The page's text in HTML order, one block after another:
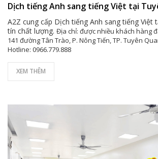
Dịch tiếng Anh sang tiếng Việt tại
A2Z cung cấp Dịch tiếng Anh sang tiếng Việt
tín chất lượng. Địa chỉ: được nhiều khách hàng
141 đường Tân Trào, P. Nông Tiến, TP. Tuyên
Hotline: 0966.779.888
XEM THÊM